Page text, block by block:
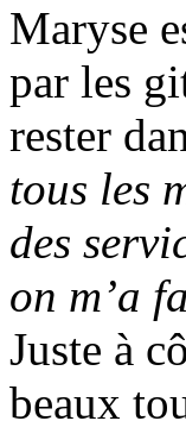
Maryse
par les
rester
tous les
des
on m’a
Juste à
beaux